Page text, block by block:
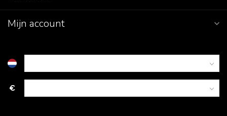
Mijn account
€